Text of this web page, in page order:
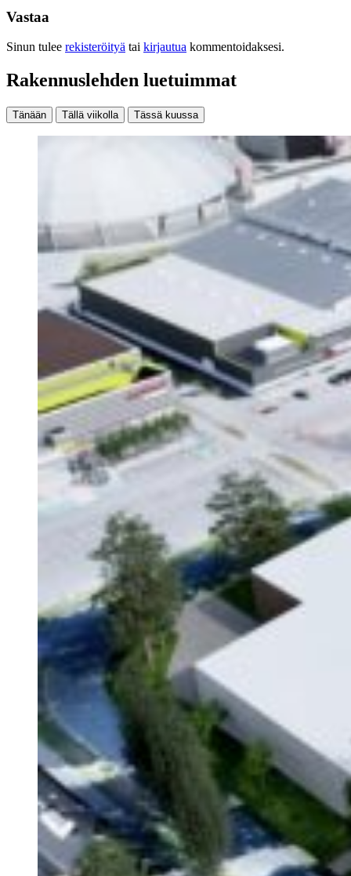
Vastaa
Sinun tulee rekisteröityä tai kirjautua kommentoidaksesi.
Rakennuslehden luetuimmat
Tänään Tällä viikolla Tässä kuussa